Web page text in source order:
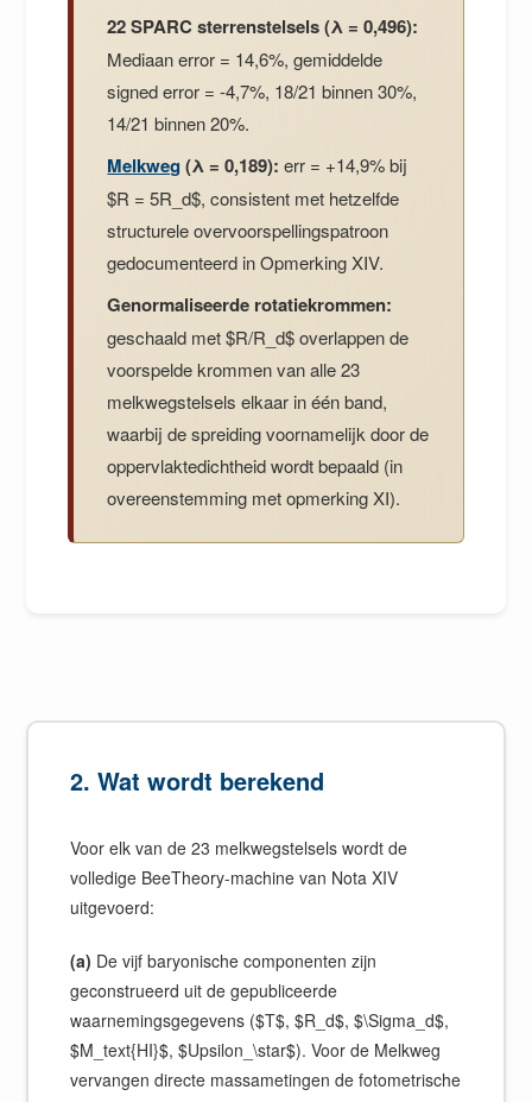
22 SPARC sterrenstelsels (λ = 0,496):
Mediaan error = 14,6%, gemiddelde
signed error = -4,7%, 18/21 binnen 30%,
14/21 binnen 20%.
Melkweg(λ = 0,189): err = +14,9% bij
$R = 5R_d$, consistent met hetzelfde
structurele overvoorspellingspatroon
gedocumenteerd in Opmerking XIV.
Genormaliseerde rotatiekrommen:
geschaald met $R/R_d$ overlappen de
voorspelde krommen van alle 23
melkwegstelsels elkaar in één band,
waarbij de spreiding voornamelijk door de
oppervlaktedichtheid wordt bepaald (in
overeenstemming met opmerking XI).
2. Wat wordt berekend
Voor elk van de 23 melkwegstelsels wordt de
volledige BeeTheory-machine van Nota XIV
uitgevoerd:
(a) De vijf baryonische componenten zijn
geconstrueerd uit de gepubliceerde
waarnemingsgegevens ($T$, $R_d$, $\Sigma_d$,
$M_text{HI}$, $Upsilon_\star$). Voor de Melkweg
vervangen directe massametingen de fotometrische